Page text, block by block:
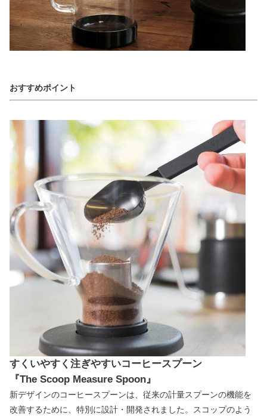
おすすめポイント
すくいやすく注ぎやすいコーヒースプーン
『The Scoop Measure Spoon』
新デザインのコーヒースプーンは、従来の計量スプーンの機能を
改善するために、特別に設計・開発されました。スコップのよう